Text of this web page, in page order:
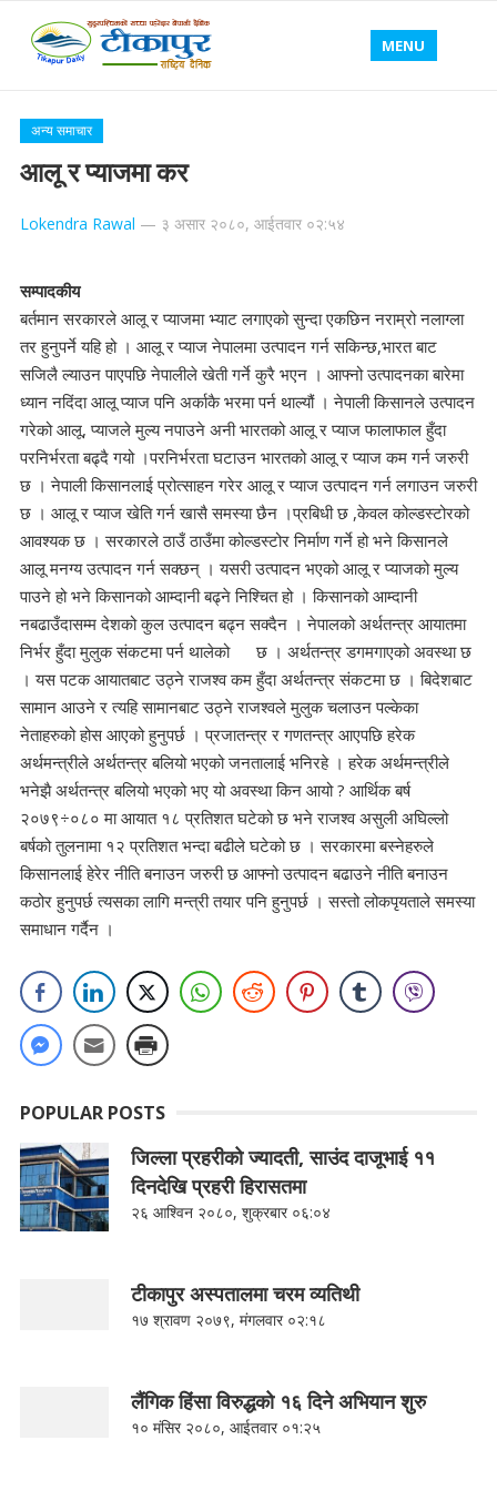
MENU
अन्य समाचार
आलू र प्याजमा कर
Lokendra Rawal — ३ असार २०८०, आईतवार ०२:५४
सम्पादकीय
बर्तमान सरकारले आलू र प्याजमा भ्याट लगाएको सुन्दा एकछिन नराम्रो नलाग्ला
तर हुनुपर्ने यहि हो । आलू र प्याज नेपालमा उत्पादन गर्न सकिन्छ,भारत बाट
सजिलै ल्याउन पाएपछि नेपालीले खेती गर्ने कुरै भएन । आफ्नो उत्पादनका बारेमा
ध्यान नदिंदा आलू प्याज पनि अर्काकै भरमा पर्न थाल्यौं । नेपाली किसानले उत्पादन
गरेको आलू, प्याजले मुल्य नपाउने अनी भारतको आलू र प्याज फालाफाल हुँदा
परनिर्भरता बढ्दै गयो ।परनिर्भरता घटाउन भारतको आलू र प्याज कम गर्न जरुरी
छ । नेपाली किसानलाई प्रोत्साहन गरेर आलू र प्याज उत्पादन गर्न लगाउन जरुरी
छ । आलू र प्याज खेति गर्न खासै समस्या छैन ।प्रबिधी छ ,केवल कोल्डस्टोरको
आवश्यक छ । सरकारले ठाउँ ठाउँमा कोल्डस्टोर निर्माण गर्ने हो भने किसानले
आलू मनग्य उत्पादन गर्न सक्छन् । यसरी उत्पादन भएको आलू र प्याजको मुल्य
पाउने हो भने किसानको आम्दानी बढ्ने निश्चित हो । किसानको आम्दानी
नबढाउँदासम्म देशको कुल उत्पादन बढ्न सक्दैन । नेपालको अर्थतन्त्र आयातमा
निर्भर हुँदा मुलुक संकटमा पर्न थालेको छ । अर्थतन्त्र डगमगाएको अवस्था छ
। यस पटक आयातबाट उठ्ने राजश्व कम हुँदा अर्थतन्त्र संकटमा छ । बिदेशबाट
सामान आउने र त्यहि सामानबाट उठ्ने राजश्वले मुलुक चलाउन पल्केका
नेताहरुको होस आएको हुनुपर्छ । प्रजातन्त्र र गणतन्त्र आएपछि हरेक
अर्थमन्त्रीले अर्थतन्त्र बलियो भएको जनतालाई भनिरहे । हरेक अर्थमन्त्रीले
भनेझै अर्थतन्त्र बलियो भएको भए यो अवस्था किन आयो ? आर्थिक बर्ष
२०७९÷०८० मा आयात १८ प्रतिशत घटेको छ भने राजश्व असुली अघिल्लो
बर्षको तुलनामा १२ प्रतिशत भन्दा बढीले घटेको छ । सरकारमा बस्नेहरुले
किसानलाई हेरेर नीति बनाउन जरुरी छ आफ्नो उत्पादन बढाउने नीति बनाउन
कठोर हुनुपर्छ त्यसका लागि मन्त्री तयार पनि हुनुपर्छ । सस्तो लोकपृयताले समस्या
समाधान गर्दैन ।
POPULAR POSTS
जिल्ला प्रहरीको ज्यादती, साउंद दाजूभाई ११
दिनदेखि प्रहरी हिरासतमा
२६ आश्विन २०८०, शुक्रबार ०६:०४
टीकापुर अस्पतालमा चरम व्यतिथी
१७ श्रावण २०७९, मंगलवार ०२:१८
लैंगिक हिंसा विरुद्धको १६ दिने अभियान शुरु
१० मंसिर २०८०, आईतवार ०१:२५